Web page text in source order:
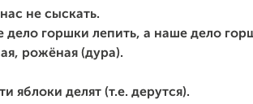
не сыскать.
дело горшки лепить, а наше дело
рожёная (дура).
яблоки делят (т.е. дерутся).